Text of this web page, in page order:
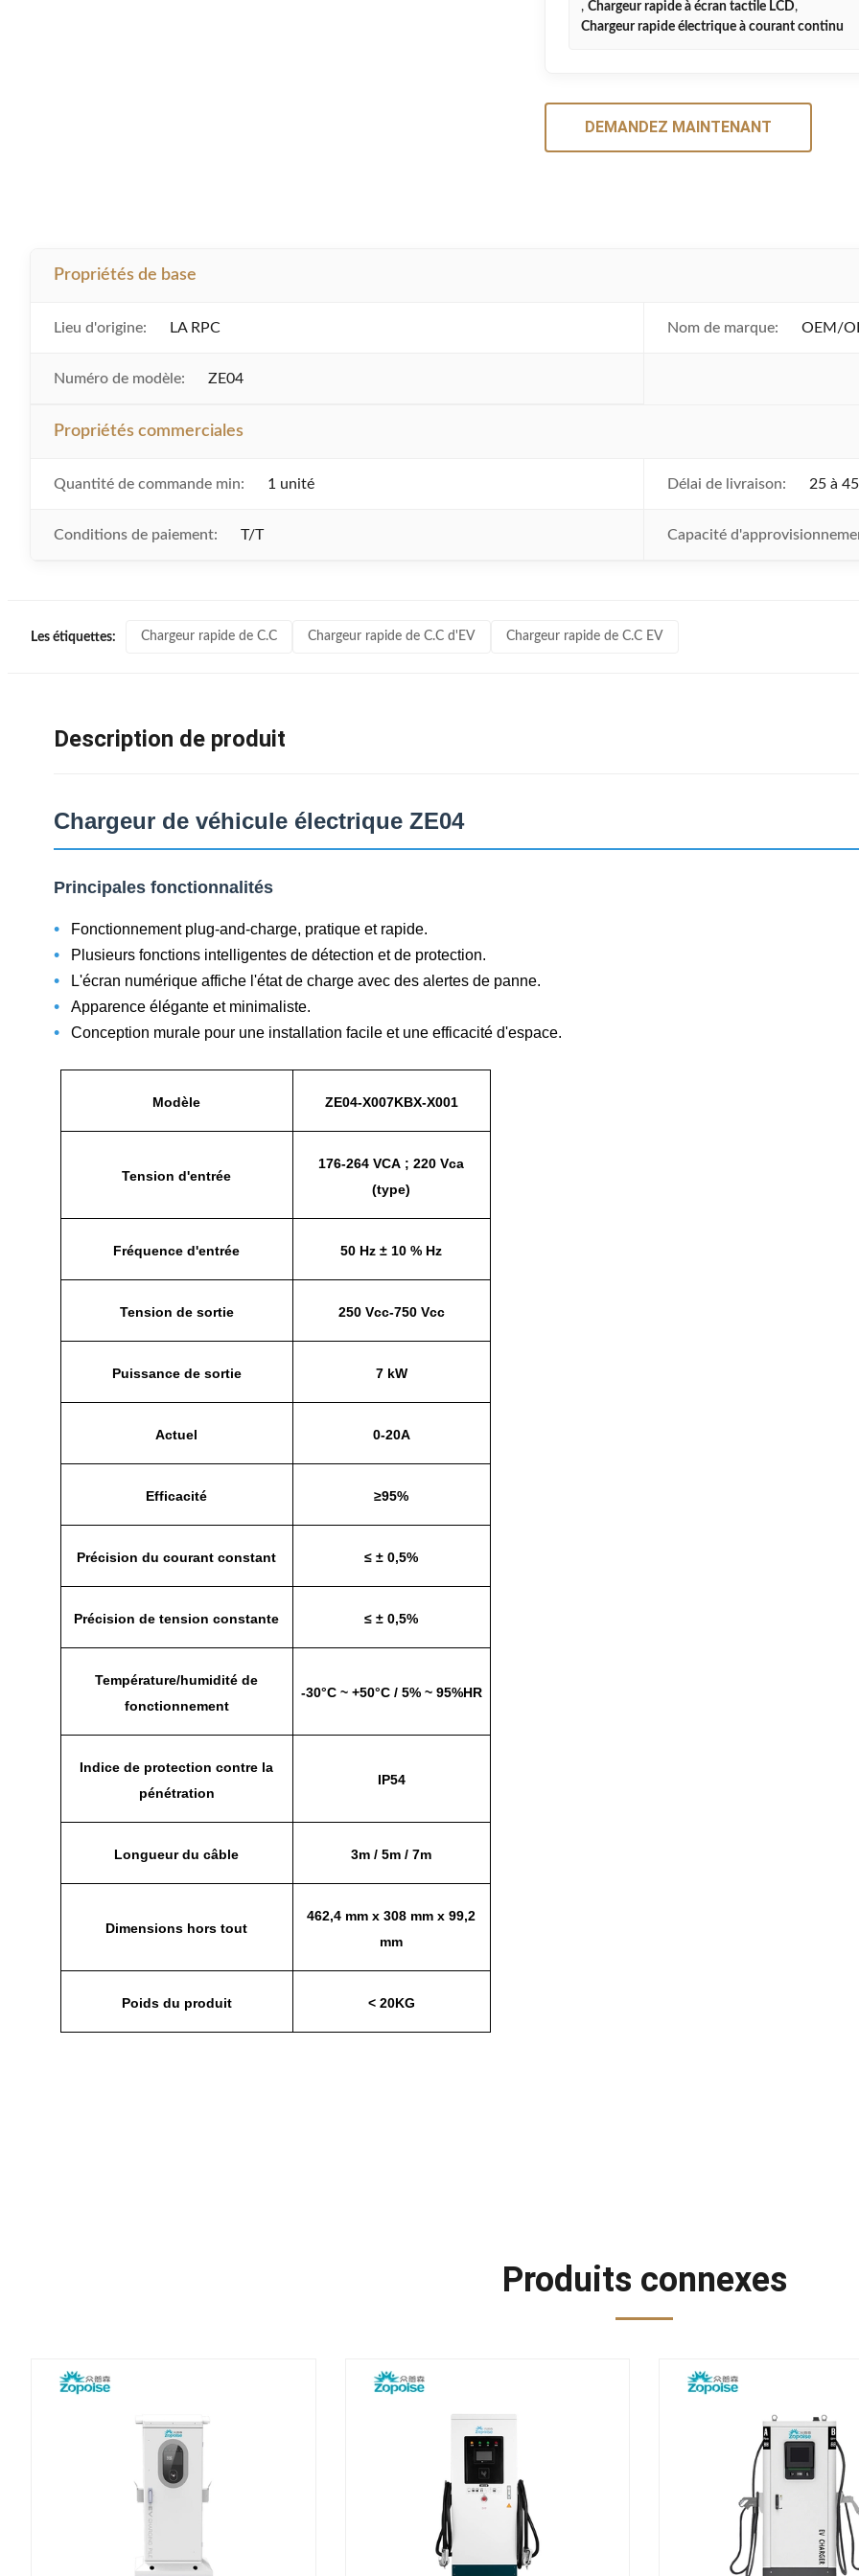
, Chargeur rapide à écran tactile LCD,
Chargeur rapide électrique à courant continu
DEMANDEZ MAINTENANT
Propriétés de base
Lieu d'origine: LA RPC Nom de marque: OEM/
Numéro de modèle: ZE04
Propriétés commerciales
Quantité de commande min: 1 unité Délai de livraison: 25 à
Conditions de paiement: T/T Capacité
Les étiquettes: Chargeur rapide de C.C Chargeur rapide de C.C d'EV Chargeur rapide de C.C EV
Description de produit
Chargeur de véhicule électrique ZE04
Principales fonctionnalités
• Fonctionnement plug-and-charge, pratique et rapide.
• Plusieurs fonctions intelligentes de détection et de protection.
• L'écran numérique affiche l'état de charge avec des alertes de panne.
• Apparence élégante et minimaliste.
• Conception murale pour une installation facile et une efficacité d'espace.
Modèle ZE04-X007KBX-X001
Tension d'entrée
176-264 VCA ; 220 Vca
(type)
Fréquence d'entrée 50 Hz ± 10 % Hz
Tension de sortie 250 Vcc-750 Vcc
Puissance de sortie 7 kW
Actuel 0-20A
Efficacité ≥95%
Précision du courant constant ≤ ± 0,5%
Précision de tension constante ≤ ± 0,5%
Température/humidité de
fonctionnement
-30°C ~ +50°C / 5% ~ 95%HR
Indice de protection contre la
pénétration
IP54
Longueur du câble 3m / 5m / 7m
Dimensions hors tout
462,4 mm x 308 mm x 99,2
mm
Poids du produit < 20KG
Produits connexes